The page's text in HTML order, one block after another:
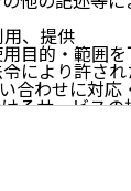
、提供
目的・範囲
により許さ
合わせに対応
るサービス
要に応じたご
する目的